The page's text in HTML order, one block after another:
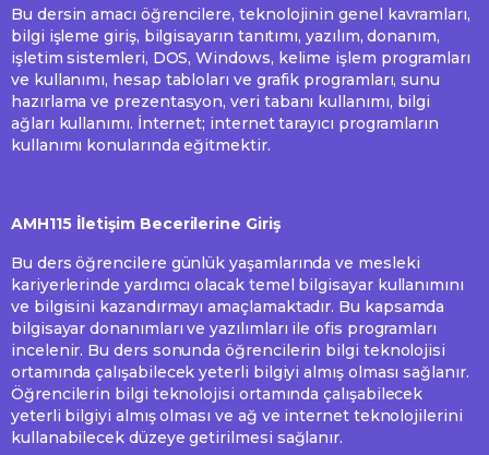
Bu dersin amacı öğrencilere, teknolojinin genel kavramları,
bilgi işleme giriş, bilgisayarın tanıtımı, yazılım, donanım,
işletim sistemleri, DOS, Windows, kelime işlem programları
ve kullanımı, hesap tabloları ve grafik programları, sunu
hazırlama ve prezentasyon, veri tabanı kullanımı, bilgi
ağları kullanımı. İnternet; internet tarayıcı programların
kullanımı konularında eğitmektir.
AMH115 İletişim Becerilerine Giriş
Bu ders öğrencilere günlük yaşamlarında ve mesleki
kariyerlerinde yardımcı olacak temel bilgisayar kullanımını
ve bilgisini kazandırmayı amaçlamaktadır. Bu kapsamda
bilgisayar donanımları ve yazılımları ile ofis programları
incelenir. Bu ders sonunda öğrencilerin bilgi teknolojisi
ortamında çalışabilecek yeterli bilgiyi almış olması sağlanır.
Öğrencilerin bilgi teknolojisi ortamında çalışabilecek
yeterli bilgiyi almış olması ve ağ ve internet teknolojilerini
kullanabilecek düzeye getirilmesi sağlanır.